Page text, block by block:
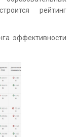
рейтинг
эффективности